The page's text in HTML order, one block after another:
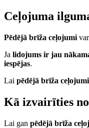
Ceļojuma
Pēdējā brīža ceļojumi
Ja lidojums ir jau
iespējas.
Lai pēdējā brīža ceļojumi
Kā izvairīties
Lai gan pēdējā brīža